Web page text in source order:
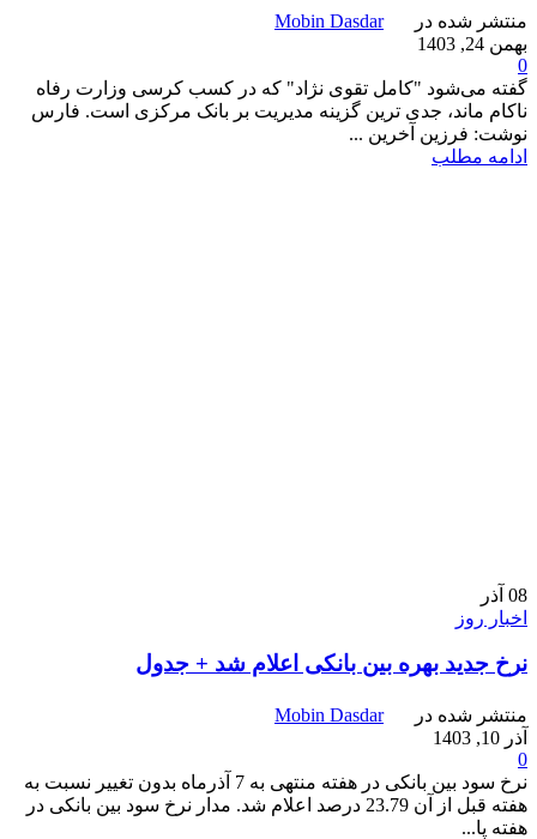
منتشر شده در
Mobin Dasdar
بهمن 24, 1403
0
گفته می‌شود "کامل تقوی نژاد" که در کسب کرسی وزارت رفاه
ناکام ماند، جدی ترین گزینه مدیریت بر بانک مرکزی است‌. فارس
نوشت: فرزین آخرین ...
ادامه مطلب
08 آذر
اخبار روز
نرخ جدید بهره بین بانکی اعلام شد + جدول
منتشر شده در
Mobin Dasdar
آذر 10, 1403
0
نرخ سود بین بانکی در هفته منتهی به 7 آذرماه بدون تغییر نسبت به
هفته قبل از آن 23.79 درصد اعلام شد. مدار نرخ سود بین بانکی در
هفته پا...